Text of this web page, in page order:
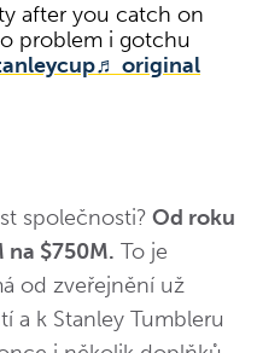
after you catch on
problem i gotchu
♬ original
společnosti? Od roku
na $750M. To je
od zveřejnění už
a k Stanley Tumbleru